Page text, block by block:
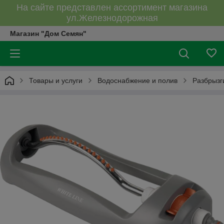
На сайте представлен ассортимент магазина
ул.Железнодорожная
Магазин "Дом Семян"
Товары и услуги Водоснабжение и полив